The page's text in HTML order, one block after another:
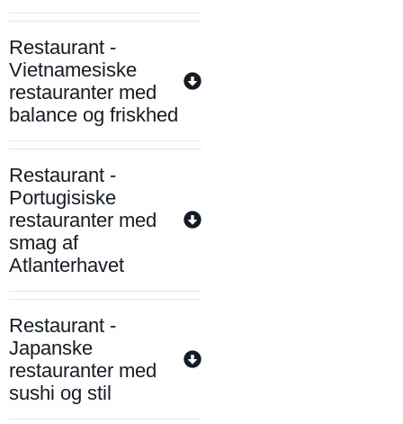
Restaurant -
Vietnamesiske
restauranter med
balance og friskhed
Restaurant -
Portugisiske
restauranter med
smag af
Atlanterhavet
Restaurant -
Japanske
restauranter med
sushi og stil